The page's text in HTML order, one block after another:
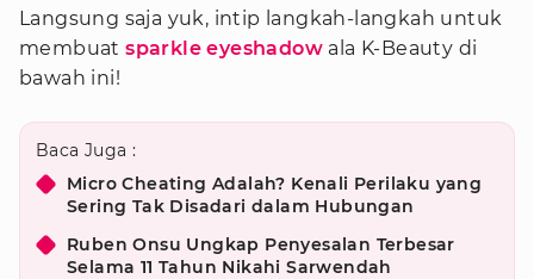
Langsung saja yuk, intip langkah-langkah untuk
membuatsparkle eyeshadow ala K-Beauty di
bawah ini!
Baca Juga :
Micro Cheating Adalah? Kenali Perilaku yang
Sering Tak Disadari dalam Hubungan
Ruben Onsu Ungkap Penyesalan Terbesar
Selama 11 Tahun Nikahi Sarwendah